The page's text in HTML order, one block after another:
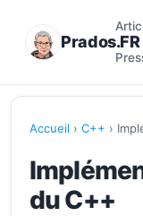
Prados.FR
Accueil › C++ ›
du C++